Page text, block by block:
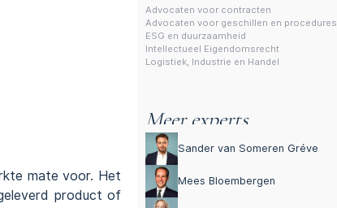
mate voor. Het
product of
Advocaten voor contracten
Advocaten voor geschillen en procedures
ESG en duurzaamheid
Intellectueel Eigendomsrecht
Logistiek, Industrie en Handel
Meer experts
Sander van Someren Gréve
Mees Bloembergen